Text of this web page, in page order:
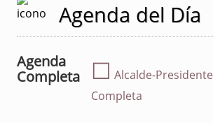
Agenda del Día
Agenda
Completa
☐ Alcalde-Presidente
Completa